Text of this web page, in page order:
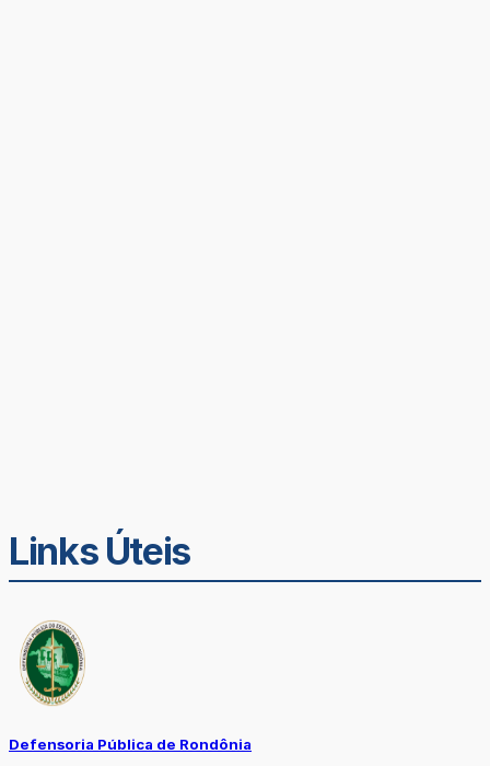
Links Úteis
Defensoria Pública de Rondônia